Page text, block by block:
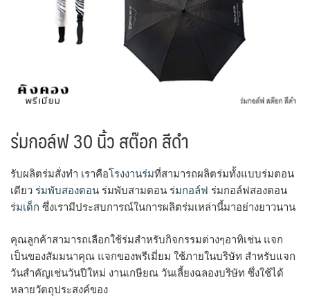
ร่มกอล์ฟ 30 นิ้ว สต๊อก สีดำ
รับผลิตร่มสั่งทำ เราคือโรงงานร่มที่สามารถผลิตร่มทั้งแบบร่มตอน
เดียว ร่มพับสองตอน ร่มพับสามตอน ร่มกอล์ฟ ร่มกอล์ฟสองตอน
ร่มเด็ก ซึ่งเรามีประสบการณ์ในการผลิตร่มเหล่านี้มาอย่างยาวนาน
คุณลูกค้าสามารถเลือกใช้ร่มสำหรับกิจกรรมต่างๆอาทิเช่น แจก
เป็นของสัมมนาคุณ แจกของพรีเมี่ยม ใช้ภายในบริษัท สำหรับแจก
วันสำคัญเช่นวันปีใหม่ งานเกษียณ วันเลี้ยงฉลองบริษัท ซึ่งใช้ได้
หลายวัตถุประสงค์ของ